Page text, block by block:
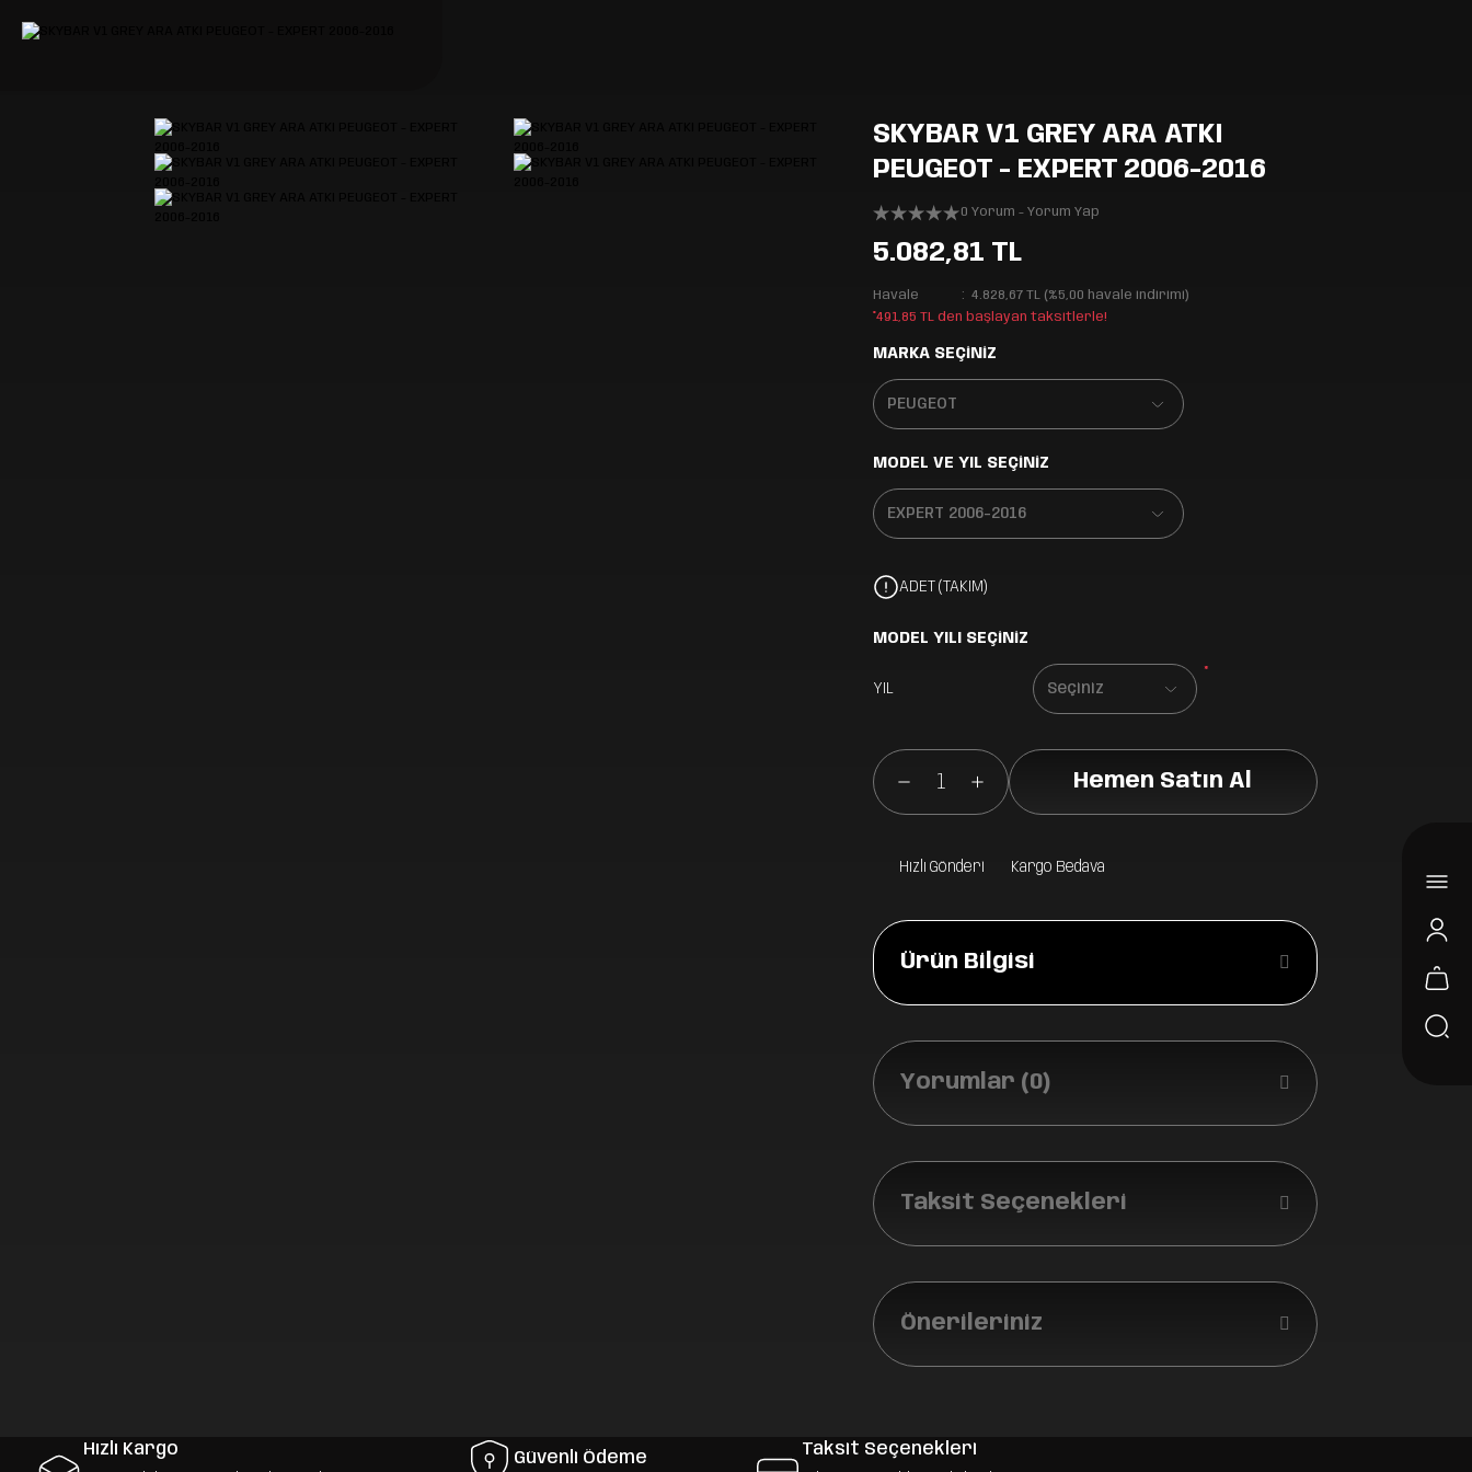
SKYBAR V1 GREY ARA ATKI
PEUGEOT - EXPERT 2006-2016
0 Yorum - Yorum Yap
5.082,81 TL
Havale
4.828,67 TL (%5,00 havale indirimi)
*491,85 TL den başlayan taksitlerle!
MARKA SEÇİNİZ
MODEL VE YIL SEÇİNİZ
ADET (TAKIM)
MODEL YILI SEÇİNİZ
YIL
Hemen Satın Al
Hızlı Gönderi Kargo Bedava
Ürün Bilgisi
Yorumlar (0)
Taksit Seçenekleri
Önerileriniz
Hızlı Kargo Güvenli Ödeme Taksit Seçenekleri